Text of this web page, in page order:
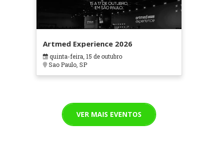
Artmed Experience 2026
quinta-feira, 15 de outubro
Sao Paulo, SP
VER MAIS EVENTOS